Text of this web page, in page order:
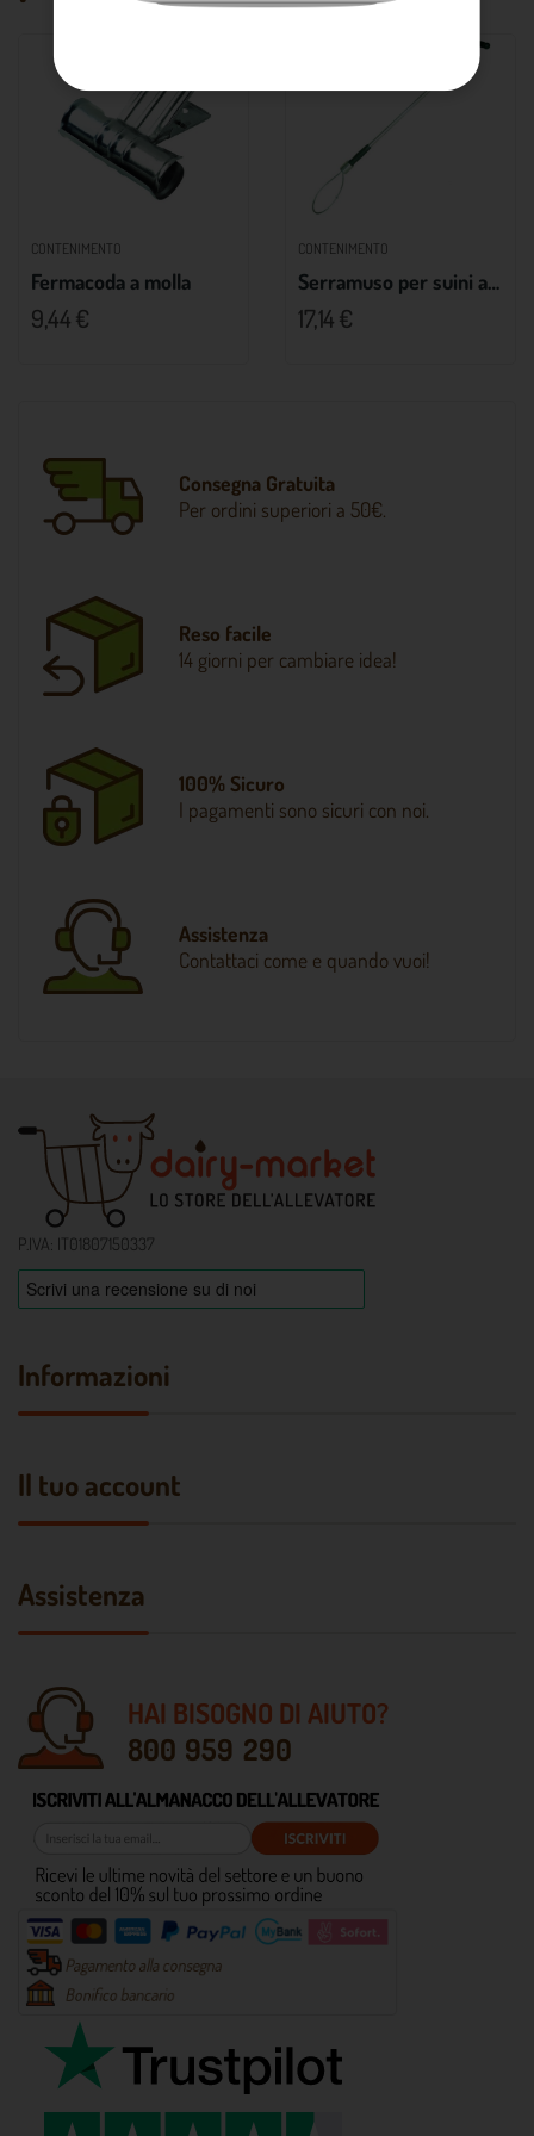
CONTENIMENTO
Fermacoda a molla
9,44 €
CONTENIMENTO
Serramuso per suini ad asta
17,14 €
Consegna Gratuita
Per ordini superiori a 50€.
Reso facile
14 giorni per cambiare idea!
100% Sicuro
I pagamenti sono sicuri con noi.
Assistenza
Contattaci come e quando vuoi!
P.IVA: IT01807150337
Informazioni
Il tuo account
Assistenza
HAI BISOGNO DI AIUTO?
800 959 290